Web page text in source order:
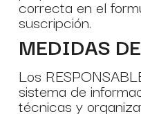
correcta en el
suscripción.
MEDIDAS
Los
sistema de
técnicas y